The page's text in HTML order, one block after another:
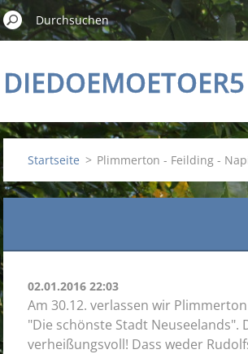
DIEDOEMOETOER5
Startseite > Plimmerton - Feilding -
02.01.2016 22:03
Am 30.12. verlassen wir
"Die schönste Stadt
verheißungsvoll! Dass weder